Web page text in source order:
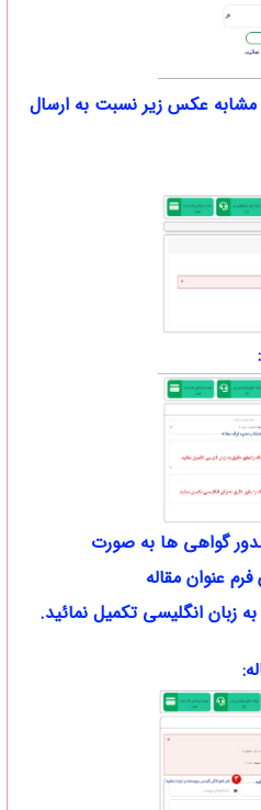
مشابه عکس زیر نسبت به ارسال
گواهی ها به صورت
عنوان مقاله
زبان انگلیسی تکمیل نمائید.